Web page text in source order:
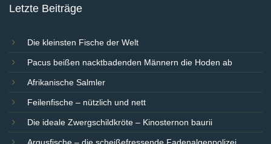
Letzte Beiträge
Die kleinsten Fische der Welt
Pacus beißen nacktbadenden Männern die Hoden ab
Afrikanische Salmler
Feilenfische – nützlich und nett
Die ideale Zwergschildkröte – Kinosternon baurii